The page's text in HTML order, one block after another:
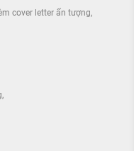
cover letter ấn tượng